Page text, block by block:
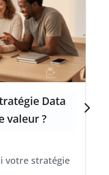
Data
valeur ?
votre stratégie